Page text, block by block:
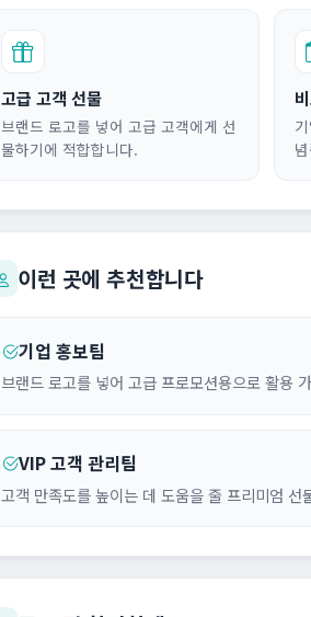
고급 고객 선물
브랜드 로고를 넣어 고급 고객에게 선
물하기에 적합합니다.
이런 곳에 추천합니다
기업 홍보팀
브랜드 로고를 넣어 고급 프로모션용으로 활용
VIP 고객 관리팀
고객 만족도를 높이는 데 도움을 줄 프리미엄 선